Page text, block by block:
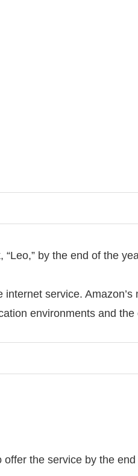
by the end of the
service.
environments and
the service by the end